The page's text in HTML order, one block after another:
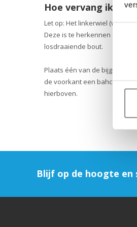
Hoe vervang ik het
Let op: Het linkerwiel (van
Deze is te herkennen aan
losdraaiende bout.
Plaats één van de
de voorkant een bahco/
hierboven.
Blijf op de hoogte en